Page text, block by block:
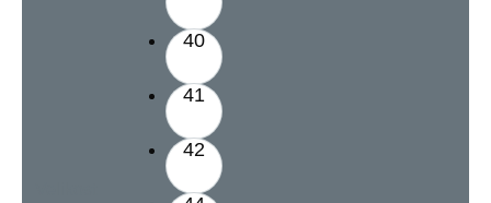
40
41
42